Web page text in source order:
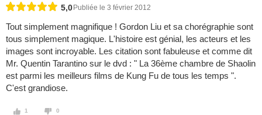
5,0 Publiée le 3 février 2012
Tout simplement magnifique ! Gordon Liu et sa chorégraphie sont
tous simplement magique. L'histoire est génial, les acteurs et les
images sont incroyable. Les citation sont fabuleuse et comme dit
Mr. Quentin Tarantino sur le dvd : " La 36ème chambre de Shaolin
est parmi les meilleurs films de Kung Fu de tous les temps ".
C'est grandiose.
1 0